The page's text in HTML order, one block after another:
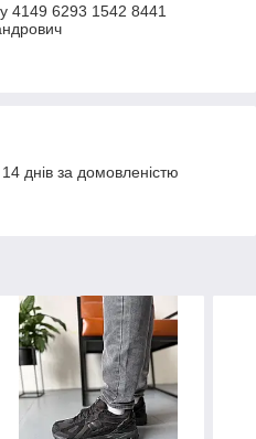
4149 6293 1542 8441
днів за домовленістю